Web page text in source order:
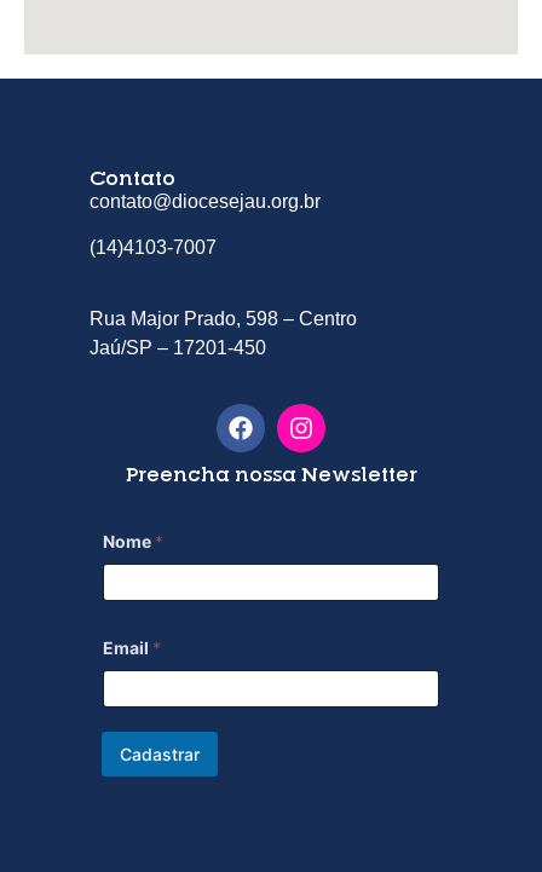
Contato
contato@diocesejau.org.br
(14)4103-7007
Rua Major Prado, 598 – Centro
Jaú/SP – 17201-450
Preencha nossa Newsletter
Nome *
Email *
Cadastrar